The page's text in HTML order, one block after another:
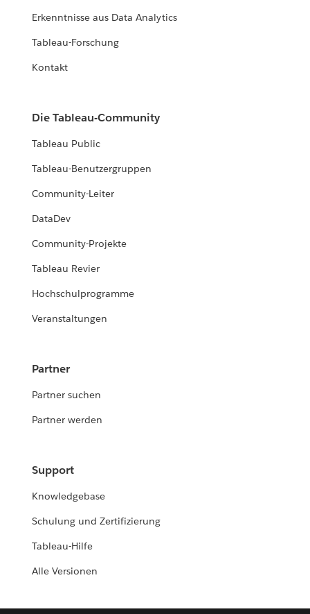
Erkenntnisse aus Data Analytics
Tableau-Forschung
Kontakt
Die Tableau-Community
Tableau Public
Tableau-Benutzergruppen
Community-Leiter
DataDev
Community-Projekte
Tableau Revier
Hochschulprogramme
Veranstaltungen
Partner
Partner suchen
Partner werden
Support
Knowledgebase
Schulung und Zertifizierung
Tableau-Hilfe
Alle Versionen